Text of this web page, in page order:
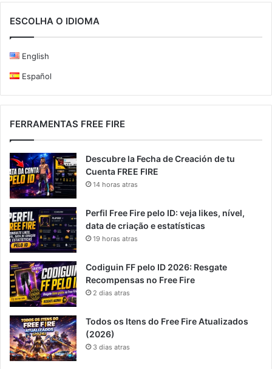
ESCOLHA O IDIOMA
English
Español
FERRAMENTAS FREE FIRE
Descubre la Fecha de Creación de tu
Cuenta FREE FIRE
14 horas atras
Perfil Free Fire pelo ID: veja likes, nível,
data de criação e estatísticas
19 horas atras
Codiguin FF pelo ID 2026: Resgate
Recompensas no Free Fire
2 dias atras
Todos os Itens do Free Fire Atualizados
(2026)
3 dias atras